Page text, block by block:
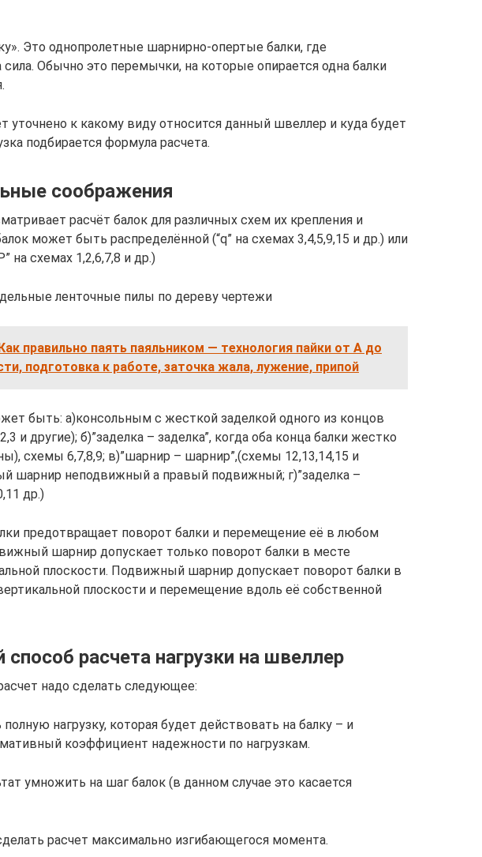
Это однопролетные шарнирно-опертые балки, где
сила. Обычно это перемычки, на которые опирается одна балки
уточнено к какому виду относится данный швеллер и куда будет
подбирается формула расчета.
соображения
расчёт балок для различных схем их крепления и
может быть распределённой (“q” на схемах 3,4,5,9,15 и др.) или
на схемах 1,2,6,7,8 и др.)
ленточные пилы по дереву чертежи
Как правильно паять паяльником — технология пайки от А до
подготовка к работе, заточка жала, лужение, припой
быть: а)консольным с жесткой заделкой одного из концов
и другие); б)”заделка – заделка”, когда оба конца балки жестко
схемы 6,7,8,9; в)”шарнир – шарнир”,(схемы 12,13,14,15 и
шарнир неподвижный а правый подвижный; г)”заделка –
др.)
предотвращает поворот балки и перемещение её в любом
шарнир допускает только поворот балки в месте
плоскости. Подвижный шарнир допускает поворот балки в
плоскости и перемещение вдоль её собственной
расчета нагрузки на швеллер
надо сделать следующее:
нагрузку, которая будет действовать на балку – и
коэффициент надежности по нагрузкам.
умножить на шаг балок (в данном случае это касается
расчет максимально изгибающегося момента.